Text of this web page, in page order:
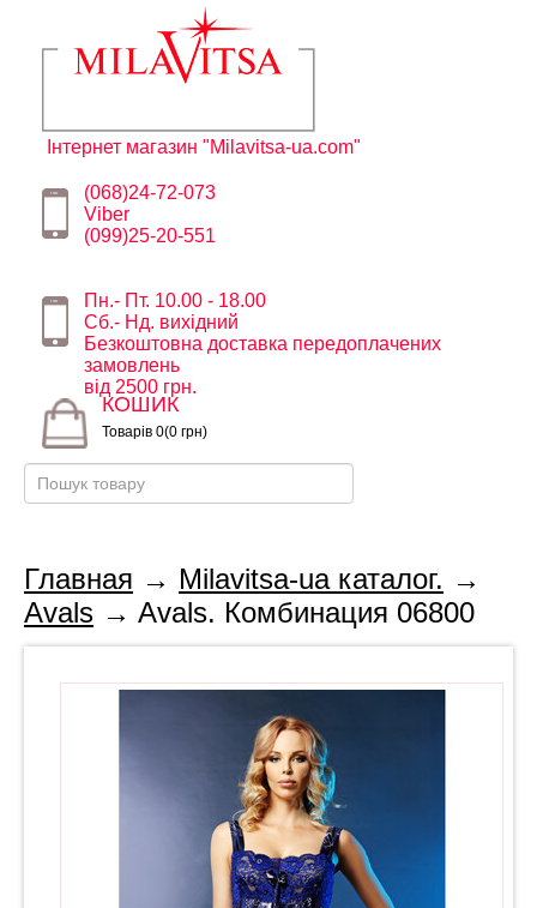
Інтернет магазин "Milavitsa-ua.com"
(068)24-72-073
Viber
(099)25-20-551
Пн.- Пт. 10.00 - 18.00
Сб.- Нд. вихідний
Безкоштовна доставка передоплачених
замовлень
від 2500 грн.
КОШИК
Товарів 0(0 грн)
Главная → Milavitsa-ua каталог. →
Avals → Avals. Комбинация 06800